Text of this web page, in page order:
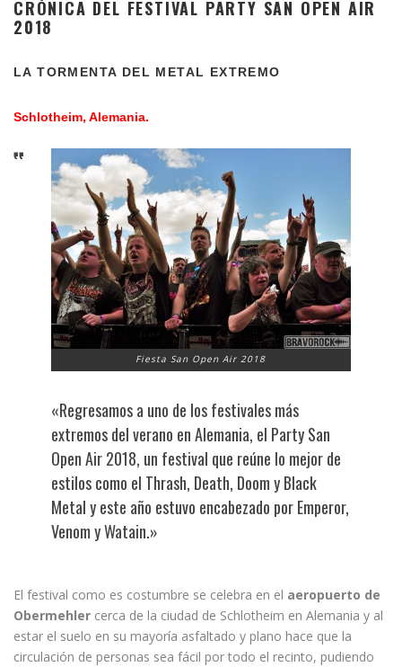
CRÓNICA DEL FESTIVAL PARTY SAN OPEN AIR
2018
LA TORMENTA DEL METAL EXTREMO
Schlotheim, Alemania.
Fiesta San Open Air 2018
«Regresamos a uno de los festivales más
extremos del verano en Alemania, el Party San
Open Air 2018, un festival que reúne lo mejor de
estilos como el Thrash, Death, Doom y Black
Metal y este año estuvo encabezado por Emperor,
Venom y Watain.»
El festival como es costumbre se celebra en el aeropuerto de
Obermehler cerca de la ciudad de Schlotheim en Alemania y al
estar el suelo en su mayoría asfaltado y plano hace que la
circulación de personas sea fácil por todo el recinto, pudiendo